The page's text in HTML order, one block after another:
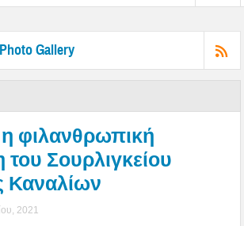
Photo Gallery
φιλανθρωπική
Σουρλιγκείου
Καναλίων
2021